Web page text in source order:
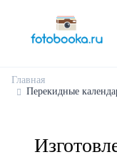
Главная
Перекидные